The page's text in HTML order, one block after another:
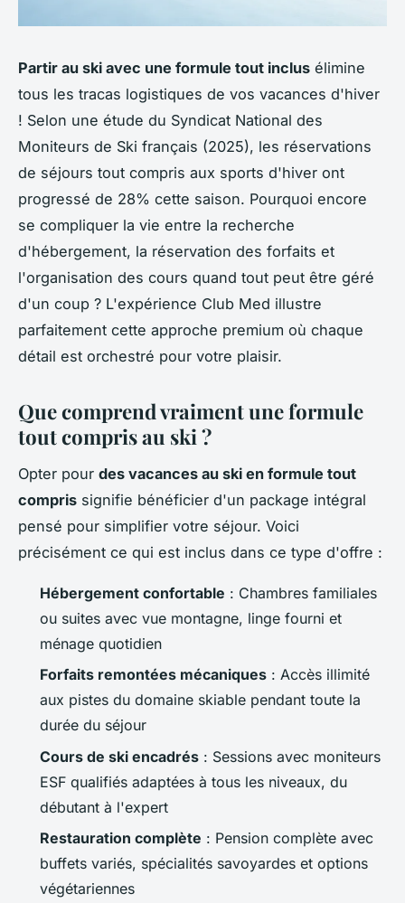
Partir au ski avec une formule tout inclus élimine
tous les tracas logistiques de vos vacances d'hiver
! Selon une étude du Syndicat National des
Moniteurs de Ski français (2025), les réservations
de séjours tout compris aux sports d'hiver ont
progressé de 28% cette saison. Pourquoi encore
se compliquer la vie entre la recherche
d'hébergement, la réservation des forfaits et
l'organisation des cours quand tout peut être géré
d'un coup ? L'expérience Club Med illustre
parfaitement cette approche premium où chaque
détail est orchestré pour votre plaisir.
Que comprend vraiment une formule
tout compris au ski ?
Opter pour des vacances au ski en formule tout
compris signifie bénéficier d'un package intégral
pensé pour simplifier votre séjour. Voici
précisément ce qui est inclus dans ce type d'offre :
Hébergement confortable : Chambres familiales
ou suites avec vue montagne, linge fourni et
ménage quotidien
Forfaits remontées mécaniques : Accès illimité
aux pistes du domaine skiable pendant toute la
durée du séjour
Cours de ski encadrés : Sessions avec moniteurs
ESF qualifiés adaptées à tous les niveaux, du
débutant à l'expert
Restauration complète : Pension complète avec
buffets variés, spécialités savoyardes et options
végétariennes